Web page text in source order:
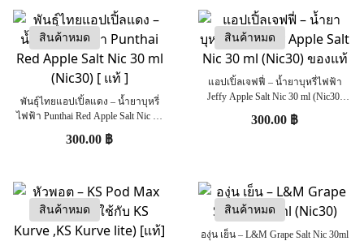
สินค้าหมด
พันธ์ุไทยแอปเปิ้ลแดง – น้ำยาบุหรี่
ไฟฟ้า Punthai Red Apple Salt Nic 30
300.00 ฿
สินค้าหมด
แอปเปิ้ลเจฟฟี่ – น้ำยาบุหรี่ไฟฟ้า
Jeffy Apple Salt Nic 30 ml (Nic30)
300.00 ฿
สินค้าหมด สินค้าหมด
องุ่น เย็น – L&M Grape Salt Nic 30ml